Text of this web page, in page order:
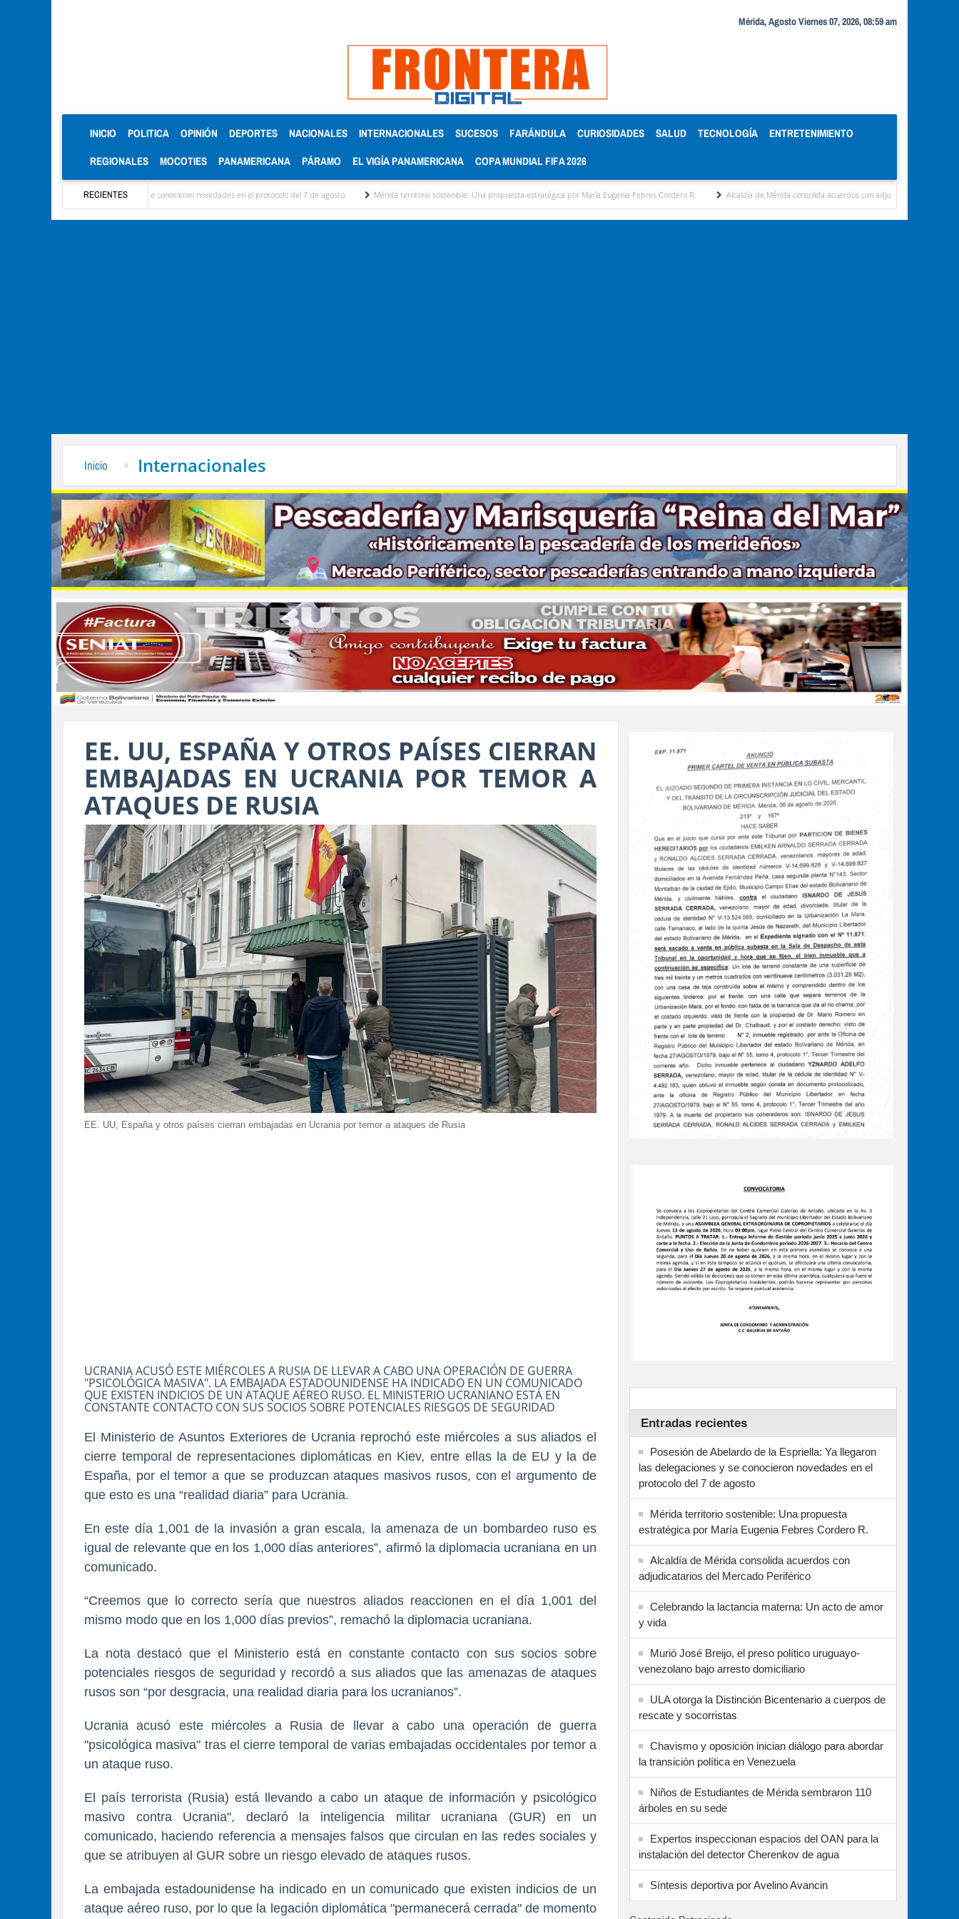
Mérida, Agosto Viernes 07, 2026, 08:59 am
INICIO (CURRENT)
POLITICA OPINIÓN DEPORTES NACIONALES INTERNACIONALES SUCESOS FARÁNDULA CURIOSIDADES SALUD TECNOLOGÍA ENTRETENIMIENTO
REGIONALES MOCOTIES PANAMERICANA PÁRAMO EL VIGÍA PANAMERICANA COPA MUNDIAL FIFA 2026
RECIENTES
las delegaciones y se conocieron novedades en el protocolo del 7 de agosto Mérida territorio sostenible: Una propuesta estratégica por María Eugenia Febres Cordero R. Alcaldía de Mérida consolida acuerdos con adjudicatarios del Mercado Periférico
Inicio Internacionales
EE. UU, ESPAÑA Y OTROS PAÍSES CIERRAN
EMBAJADAS EN UCRANIA POR TEMOR A
ATAQUES DE RUSIA
EE. UU, España y otros países cierran embajadas en Ucrania por temor a ataques de Rusia
UCRANIA ACUSÓ ESTE MIÉRCOLES A RUSIA DE LLEVAR A CABO UNA OPERACIÓN DE GUERRA
"PSICOLÓGICA MASIVA". LA EMBAJADA ESTADOUNIDENSE HA INDICADO EN UN COMUNICADO
QUE EXISTEN INDICIOS DE UN ATAQUE AÉREO RUSO. EL MINISTERIO UCRANIANO ESTÁ EN
CONSTANTE CONTACTO CON SUS SOCIOS SOBRE POTENCIALES RIESGOS DE SEGURIDAD
El Ministerio de Asuntos Exteriores de Ucrania reprochó este miércoles a sus aliados el
cierre temporal de representaciones diplomáticas en Kiev, entre ellas la de EU y la de
España, por el temor a que se produzcan ataques masivos rusos, con el argumento de
que esto es una “realidad diaria” para Ucrania.
En este día 1,001 de la invasión a gran escala, la amenaza de un bombardeo ruso es
igual de relevante que en los 1,000 días anteriores”, afirmó la diplomacia ucraniana en un
comunicado.
“Creemos que lo correcto sería que nuestros aliados reaccionen en el día 1,001 del
mismo modo que en los 1,000 días previos”, remachó la diplomacia ucraniana.
La nota destacó que el Ministerio está en constante contacto con sus socios sobre
potenciales riesgos de seguridad y recordó a sus aliados que las amenazas de ataques
rusos son “por desgracia, una realidad diaria para los ucranianos”.
Ucrania acusó este miércoles a Rusia de llevar a cabo una operación de guerra
"psicológica masiva" tras el cierre temporal de varias embajadas occidentales por temor a
un ataque ruso.
El país terrorista (Rusia) está llevando a cabo un ataque de información y psicológico
masivo contra Ucrania", declaró la inteligencia militar ucraniana (GUR) en un
comunicado, haciendo referencia a mensajes falsos que circulan en las redes sociales y
que se atribuyen al GUR sobre un riesgo elevado de ataques rusos.
La embajada estadounidense ha indicado en un comunicado que existen indicios de un
ataque aéreo ruso, por lo que la legación diplomática "permanecerá cerrada" de momento
Entradas recientes
Posesión de Abelardo de la Espriella: Ya llegaron
las delegaciones y se conocieron novedades en el
protocolo del 7 de agosto
Mérida territorio sostenible: Una propuesta
estratégica por María Eugenia Febres Cordero R.
Alcaldía de Mérida consolida acuerdos con
adjudicatarios del Mercado Periférico
Celebrando la lactancia materna: Un acto de amor
y vida
Murió José Breijo, el preso político uruguayo-
venezolano bajo arresto domiciliario
ULA otorga la Distinción Bicentenario a cuerpos de
rescate y socorristas
Chavismo y oposición inician diálogo para abordar
la transición política en Venezuela
Niños de Estudiantes de Mérida sembraron 110
árboles en su sede
Expertos inspeccionan espacios del OAN para la
instalación del detector Cherenkov de agua
Síntesis deportiva por Avelino Avancin